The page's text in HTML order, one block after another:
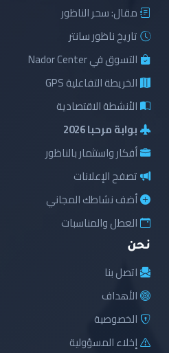
مقال: سحر الناظور
تاريخ ناظور سانتر
التسوق في Nador Center
الخريطة التفاعلية GPS
الأنشطة الاقتصادية
بوابة مرحبا 2026
أفكار واستثمار بالناظور
تصفح الإعلانات
أضف نشاطك المجاني
العطل والمناسبات
نحن
اتصل بنا
الأهداف
الخصوصية
إخلاء المسؤولية